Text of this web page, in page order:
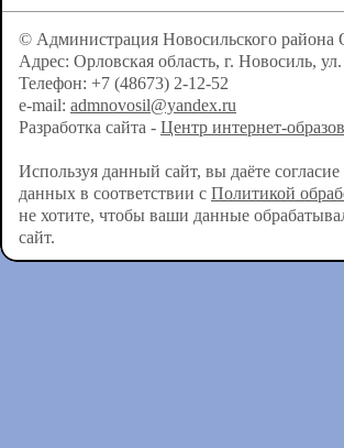
© Администрация Новосильского района
Адрес: Орловская область, г. Новосиль,
Телефон: +7 (48673) 2-12-52
e-mail: admnovosil@yandex.ru
Разработка сайта - Центр интернет-
Используя данный сайт, вы даёте
данных в соответствии с Политикой
не хотите, чтобы ваши данные
сайт.